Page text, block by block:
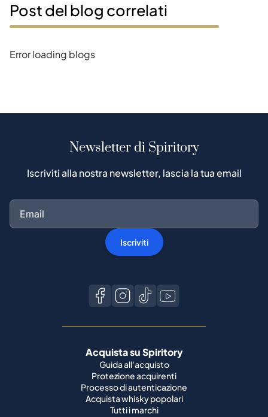
Post del blog correlati
Error loading blogs
Newsletter di Spiritory
Iscriviti alla nostra newsletter, lascia la tua email
Iscriviti
Acquista su Spiritory
Guida all'acquisto
Protezione acquirenti
Processo di autenticazione
Acquista whisky popolari
Tutti i marchi